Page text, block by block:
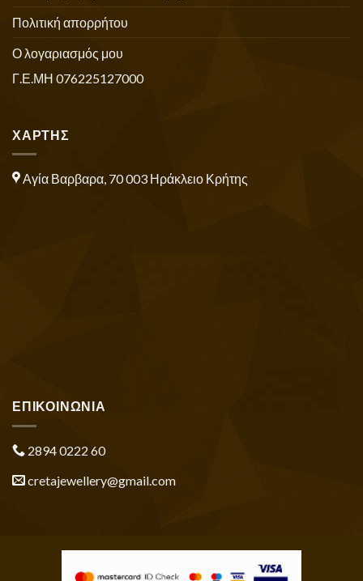
Πολιτική απορρήτου
Ο λογαριασμός μου
Γ.Ε.ΜΗ 076225127000
ΧΑΡΤΗΣ
Αγία Βαρβαρα, 70 003 Ηράκλειο Κρήτης
ΕΠΙΚΟΙΝΩΝΙΑ
2894 0222 60
cretajewellery@gmail.com